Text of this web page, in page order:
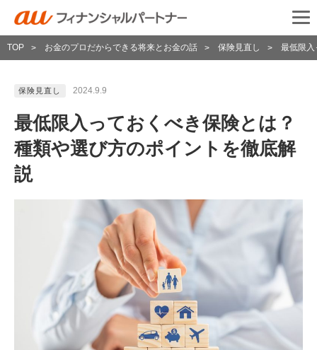
TOP > お金のプロだからできる将来とお金の話 > 保険見直し > 最低限入
保険見直し 2024.9.9
最低限入っておくべき保険とは？
種類や選び方のポイントを徹底解
説